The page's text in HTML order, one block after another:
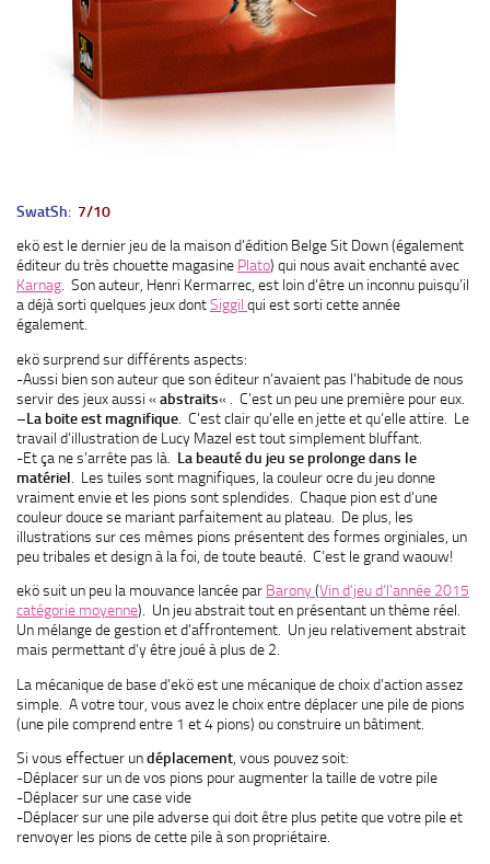
SwatSh: 7/10
ekö est le dernier jeu de la maison d’édition Belge Sit Down (également
éditeur du très chouette magasine Plato) qui nous avait enchanté avec
Karnag. Son auteur, Henri Kermarrec, est loin d’être un inconnu puisqu’il
a déjà sorti quelques jeux dontSiggil qui est sorti cette année
également.
ekö surprend sur différents aspects:
-Aussi bien son auteur que son éditeur n’avaient pas l’habitude de nous
servir des jeux aussi «abstraits« . C’est un peu une première pour eux.
–La boite est magnifique . C’est clair qu’elle en jette et qu’elle attire. Le
travail d’illustration de Lucy Mazel est tout simplement bluffant.
-Et ça ne s’arrête pas là. La beauté du jeu se prolonge dans le
matériel . Les tuiles sont magnifiques, la couleur ocre du jeu donne
vraiment envie et les pions sont splendides. Chaque pion est d’une
couleur douce se mariant parfaitement au plateau. De plus, les
illustrations sur ces mêmes pions présentent des formes orginiales, un
peu tribales et design à la foi, de toute beauté. C’est le grand waouw!
ekö suit un peu la mouvance lancée par Barony(Vin d’jeu d’l’année 2015
catégorie moyenne). Un jeu abstrait tout en présentant un thème réel.
Un mélange de gestion et d’affrontement. Un jeu relativement abstrait
mais permettant d’y être joué à plus de 2.
La mécanique de base d’ekö est une mécanique de choix d’action assez
simple. A votre tour, vous avez le choix entre déplacer une pile de pions
(une pile comprend entre 1 et 4 pions) ou construire un bâtiment.
Si vous effectuer undéplacement, vous pouvez soit:
-Déplacer sur un de vos pions pour augmenter la taille de votre pile
-Déplacer sur une case vide
-Déplacer sur une pile adverse qui doit être plus petite que votre pile et
renvoyer les pions de cette pile à son propriétaire.